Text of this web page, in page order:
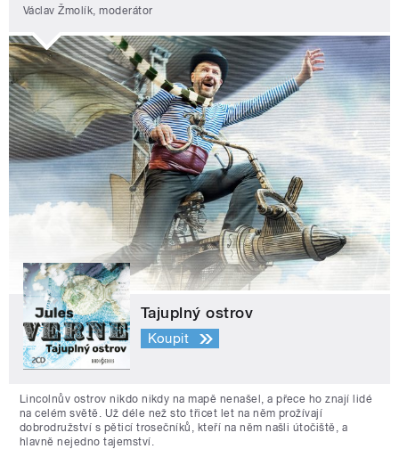
Václav Žmolík, moderátor
Tajuplný ostrov
Koupit
Lincolnův ostrov nikdo nikdy na mapě nenašel, a přece ho znají lidé
na celém světě. Už déle než sto třicet let na něm prožívají
dobrodružství s pěticí trosečníků, kteří na něm našli útočiště, a
hlavně nejedno tajemství.